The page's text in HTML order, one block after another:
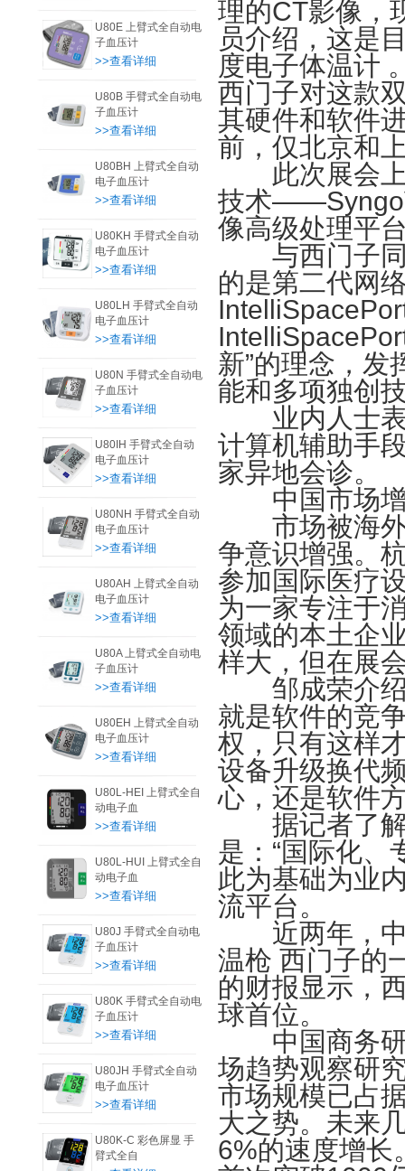
U80E 上臂式全自动电
子血压计
>>查看详细
U80B 手臂式全自动电
子血压计
>>查看详细
U80BH 上臂式全自动
电子血压计
>>查看详细
U80KH 手臂式全自动
电子血压计
>>查看详细
U80LH 手臂式全自动
电子血压计
>>查看详细
U80N 手臂式全自动电
子血压计
>>查看详细
U80IH 手臂式全自动
电子血压计
>>查看详细
U80NH 手臂式全自动
电子血压计
>>查看详细
U80AH 上臂式全自动
电子血压计
>>查看详细
U80A 上臂式全自动电
子血压计
>>查看详细
U80EH 上臂式全自动
电子血压计
>>查看详细
U80L-HEI 上臂式全自
动电子血
>>查看详细
U80L-HUI 上臂式全自
动电子血
>>查看详细
U80J 手臂式全自动电
子血压计
>>查看详细
U80K 手臂式全自动电
子血压计
>>查看详细
U80JH 手臂式全自动
电子血压计
>>查看详细
U80K-C 彩色屏显 手
臂式全自
理的CT影像，
员介绍，这是
度电子体温计
西门子对这款
其硬件和软件
前，仅北京和
此次展会上
技术
像高级处理平
与西门子同
的是第二代网
新”的理念，发
能和多项独创
业内人士表
计算机辅助手
家异地会诊。
中国市场增
市场被海外
争意识增强。
参加国际医疗
为一家专注于
领域的本土企
样大，但在展
邹成荣介绍
就是软件的竞
权，只有这样
设备升级换代
心，还是软件
据记者了解
是：“国际化、
此为基础为业
流平台。
近两年，中
温枪 西门子的
的财报显示，
球首位。
中国商务研
场趋势观察研
市场规模已占
大之势。未来
6%的速度增长